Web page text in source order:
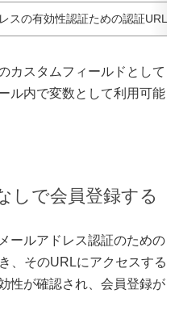
スの有効性認証ための認証URL
カスタムフィールドとして
ル内で変数として利用可能
しで会員登録する
ールアドレス認証のための
、そのURLにアクセスする
性が確認され、会員登録が